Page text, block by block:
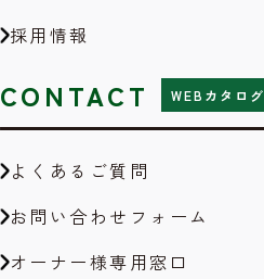
採用情報
CONTACT WEBカタログ
よくあるご質問
お問い合わせフォーム
オーナー様専用窓口